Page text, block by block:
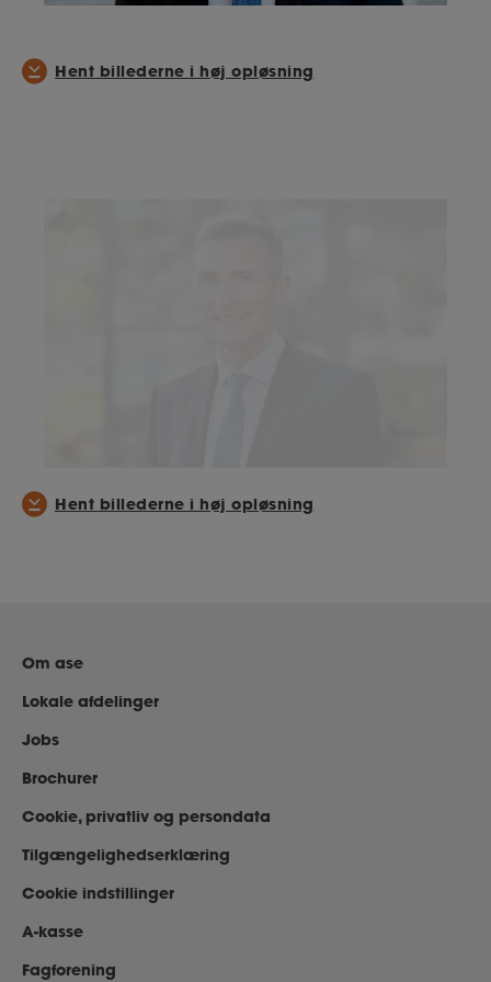
Hent billederne i høj opløsning
Hent billederne i høj opløsning
Om ase
Lokale afdelinger
Jobs
Brochurer
Cookie, privatliv og persondata
Tilgængelighedserklæring
Cookie indstillinger
A-kasse
Fagforening